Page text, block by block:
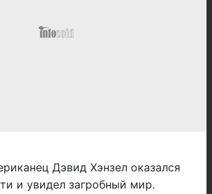
Дэвид Хэнзел оказался
и увидел загробный мир.